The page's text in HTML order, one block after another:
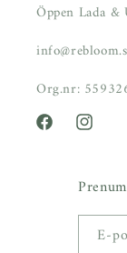
Öppen Lada
Org.nr:
FacebookInstagram
E-